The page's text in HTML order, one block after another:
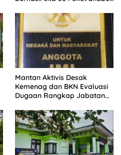
pelaku
Mantan Aktivis Desak
Kemenag dan BKN Evaluasi
Dugaan Rangkap Jabatan